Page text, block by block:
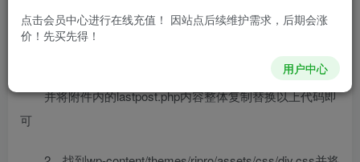
并将附件内的lastpost.php内容整体复制替换以上代码即
可
点击会员中心进行在线充值！ 因站点后续维护需求，后期会涨
价！先买先得！
用户中心